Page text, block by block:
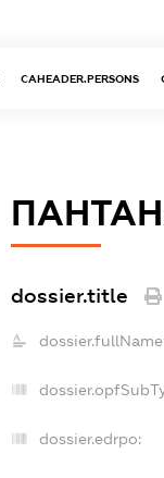
CAHEADER.PERSONS
dossier.title
dossier.edrpo: